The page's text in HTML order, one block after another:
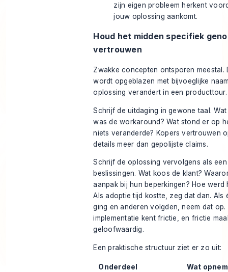
zijn eigen probleem herkent
jouw oplossing aankomt.
Houd het midden specifiek
vertrouwen
Zwakke concepten ontsporen meestal.
wordt opgeblazen met bijvoeglijke
oplossing verandert in een producttour.
Schrijf de uitdaging in gewone taal.
was de workaround? Wat stond er op
niets veranderde? Kopers vertrouwen
details meer dan gepolijste claims.
Schrijf de oplossing vervolgens als
beslissingen. Wat koos de klant?
aanpak bij hun beperkingen? Hoe werd
Als adoptie tijd kostte, zeg dat dan. Als
ging en anderen volgden, neem dat op.
implementatie kent frictie, en frictie
geloofwaardig.
Een praktische structuur ziet er zo uit:
Onderdeel Wat